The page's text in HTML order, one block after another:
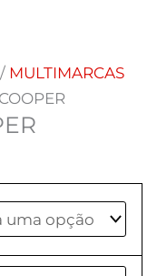
/ MULTIMARCAS